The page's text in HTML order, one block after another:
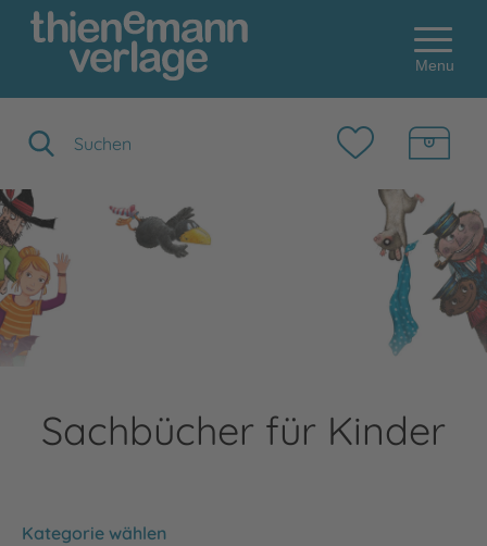
Menu
Sachbücher für Kinder
Kategorie wählen